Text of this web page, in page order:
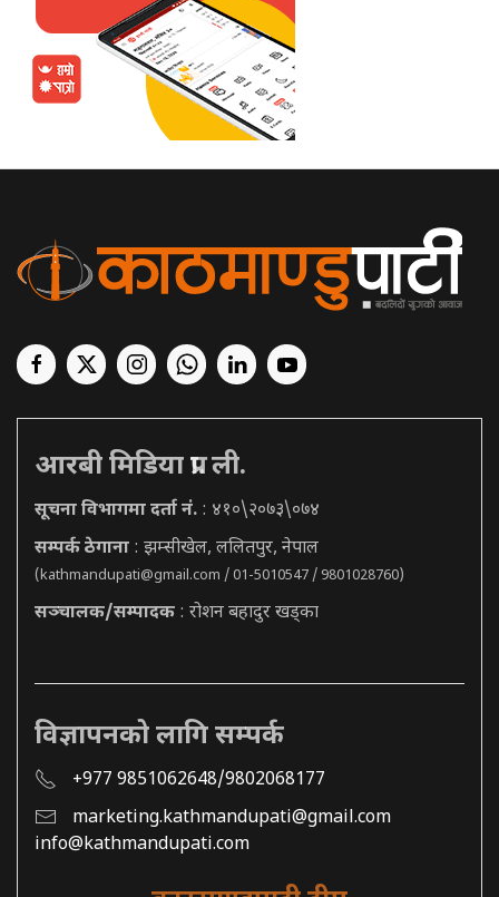
आरबी मिडिया प्रा. ली.
सूचना विभागमा दर्ता नं. : ४१०\२०७३\०७४
सम्पर्क ठेगाना : झम्सीखेल, ललितपुर, नेपाल
(kathmandupati@gmail.com / 01-5010547 / 9801028760)
सञ्चालक/सम्पादक : रोशन बहादुर खड्का
विज्ञापनको लागि सम्पर्क
+977 9851062648/9802068177
marketing.kathmandupati@gmail.com
info@kathmandupati.com